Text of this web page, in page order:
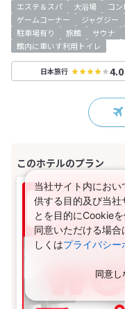
エステ＆スパ 大浴場 コ
ゲームコーナー
ジャグジー
駐車場有り
旅館 サウナ
館内に車いす利用トイレ
日本旅行 4.0
当社サイト内にお
供する目的及び当社
とを目的にCookie
同意いただける場
しくはプライバシー
同意し